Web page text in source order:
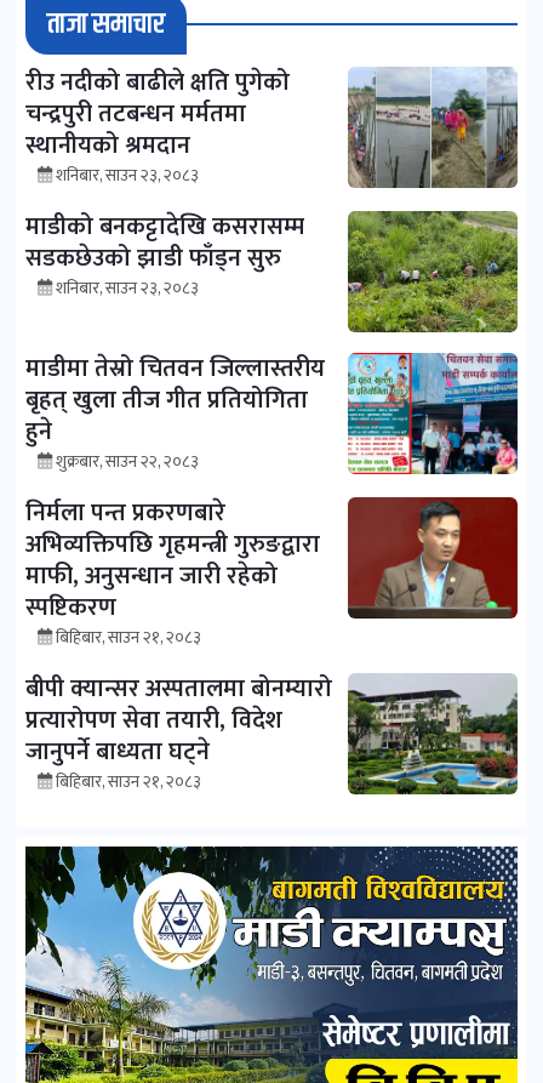
ताजा समाचार
रीउ नदीको बाढीले क्षति पुगेको
चन्द्रपुरी तटबन्धन मर्मतमा
स्थानीयको श्रमदान
शनिबार, साउन २३, २०८३
माडीको बनकट्टादेखि कसरासम्म
सडकछेउको झाडी फाँड्न सुरु
शनिबार, साउन २३, २०८३
माडीमा तेस्रो चितवन जिल्लास्तरीय
बृहत् खुला तीज गीत प्रतियोगिता
हुने
शुक्रबार, साउन २२, २०८३
निर्मला पन्त प्रकरणबारे
अभिव्यक्तिपछि गृहमन्त्री गुरुङद्वारा
माफी, अनुसन्धान जारी रहेको
स्पष्टिकरण
बिहिबार, साउन २१, २०८३
बीपी क्यान्सर अस्पतालमा बोनम्यारो
प्रत्यारोपण सेवा तयारी, विदेश
जानुपर्ने बाध्यता घट्ने
बिहिबार, साउन २१, २०८३